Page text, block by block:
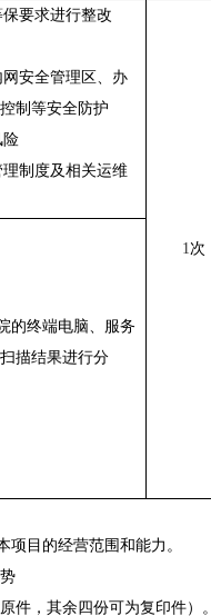
要求进行整改
安全管理区、办
制等安全防护
险
制度及相关运维
1次
的终端电脑、服务
描结果进行分
目的经营范围和能力。
件，其余四份可为复印件）。